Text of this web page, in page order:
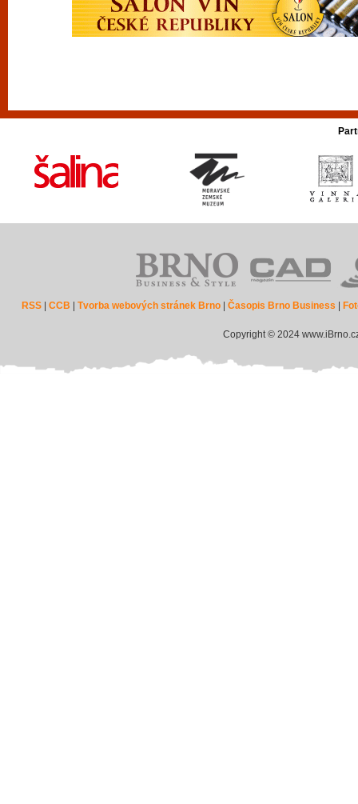
RSS |CCB |Tvorba webových stránek Brno |Časopis Brno Business
Copyright © 2024